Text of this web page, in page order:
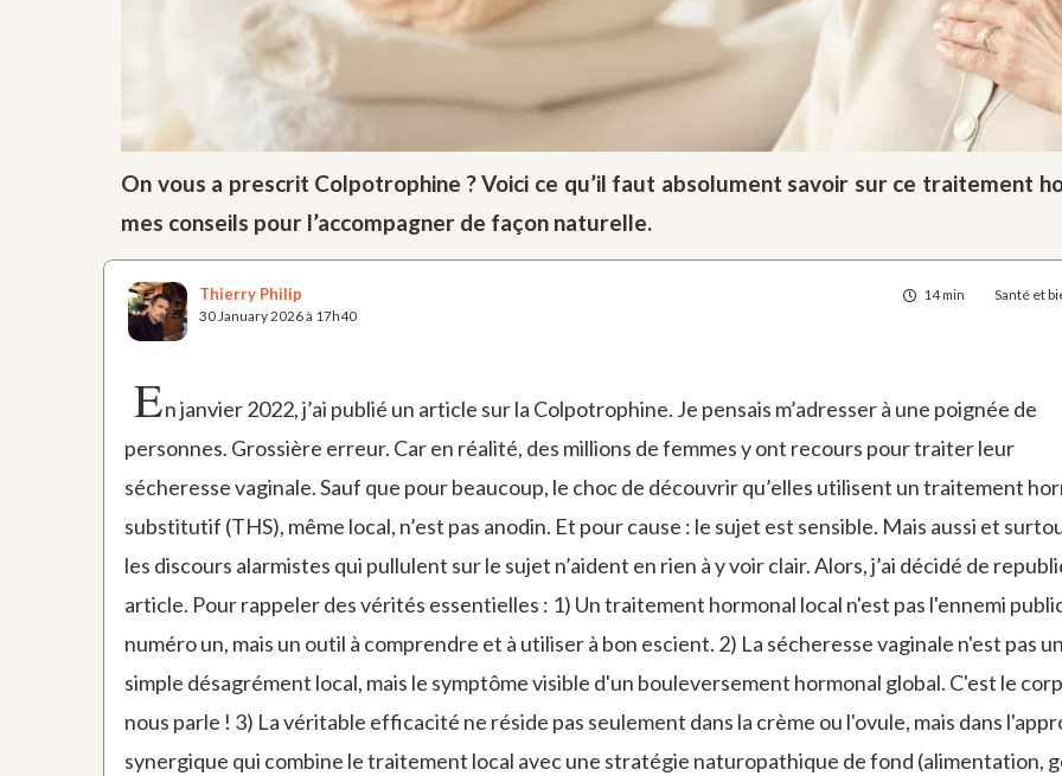
On vous a prescrit Colpotrophine ? Voici ce qu’il faut absolument savoir sur ce traitement
mes conseils pour l’accompagner de façon naturelle.
14 min Santé et
Thierry Philip
30 January 2026 à 17h40
En janvier 2022, j’ai publié un article sur la Colpotrophine. Je pensais m’adresser à une poignée de
personnes. Grossière erreur. Car en réalité, des millions de femmes y ont recours pour traiter leur
sécheresse vaginale. Sauf que pour beaucoup, le choc de découvrir qu’elles utilisent un traitement
substitutif (THS), même local, n’est pas anodin. Et pour cause : le sujet est sensible. Mais aussi et
les discours alarmistes qui pullulent sur le sujet n’aident en rien à y voir clair. Alors, j’ai décidé de
article. Pour rappeler des vérités essentielles : 1) Un traitement hormonal local n'est pas l'ennemi
numéro un, mais un outil à comprendre et à utiliser à bon escient. 2) La sécheresse vaginale n'est pas
simple désagrément local, mais le symptôme visible d'un bouleversement hormonal global. C'est le
nous parle ! 3) La véritable efficacité ne réside pas seulement dans la crème ou l'ovule, mais dans
synergique qui combine le traitement local avec une stratégie naturopathique de fond (alimentation,